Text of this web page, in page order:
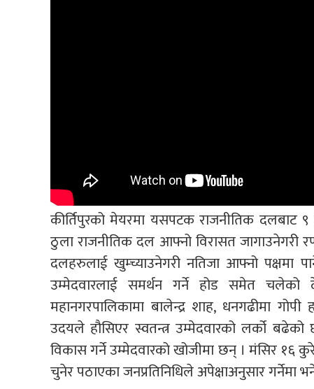
कीर्तिपुरको मेयरमा यसपटक राजनीतिक दलबाट ९
ठुला राजनीतिक दल आफ्नो विरासत जागाउनेगरी
दलहरुलाई खुम्च्याउनेगरी नतिजा आफ्नो पक्षमा
उम्मेदवारलाई समर्थन गर्ने होड समेत चलेको
महानगरपालिकामा बालेन्द्र शाह, धनगढीमा
उदयले हौसिएर स्वतन्त्र उम्मेदवारको लर्को
विकास गर्ने उम्मेदवारको खोजीमा छन् । मंसिर
चुनेर पठाएका जनप्रतिनिधिले अपेक्षाअनुसार